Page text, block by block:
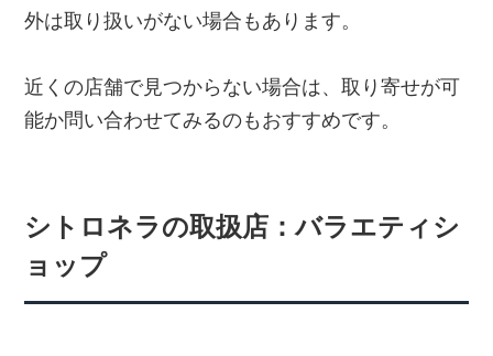
外は取り扱いがない場合もあります。
近くの店舗で見つからない場合は、取り寄せが可
能か問い合わせてみるのもおすすめです。
シトロネラの取扱店：バラエティシ
ョップ